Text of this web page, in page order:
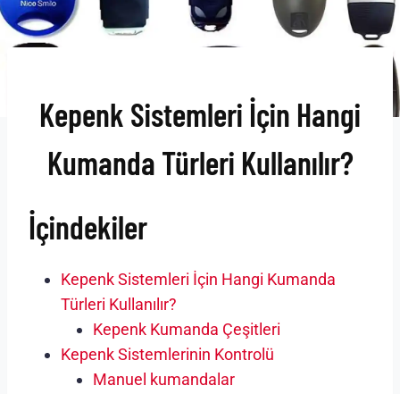
Kepenk Sistemleri İçin Hangi
Kumanda Türleri Kullanılır?
İçindekiler
Kepenk Sistemleri İçin Hangi Kumanda
Türleri Kullanılır?
Kepenk Kumanda Çeşitleri
Kepenk Sistemlerinin Kontrolü
Manuel kumandalar